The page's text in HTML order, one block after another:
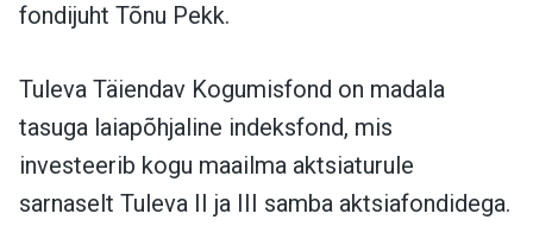
fondijuht Tõnu Pekk.
Tuleva Täiendav Kogumisfond on madala
tasuga laiapõhjaline indeksfond, mis
investeerib kogu maailma aktsiaturule
sarnaselt Tuleva II ja III samba aktsiafondidega.